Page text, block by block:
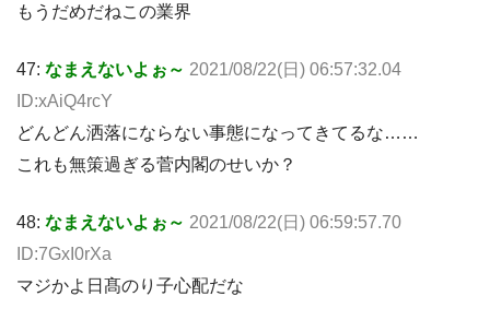
もうだめだねこの業界
47: なまえないよぉ～ 2021/08/22(日) 06:57:32.04
ID:xAiQ4rcY
どんどん洒落にならない事態になってきてるな……
これも無策過ぎる菅内閣のせいか？
48: なまえないよぉ～ 2021/08/22(日) 06:59:57.70
ID:7GxI0rXa
マジかよ日髙のり子心配だな